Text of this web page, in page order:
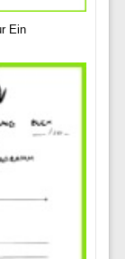
Ein